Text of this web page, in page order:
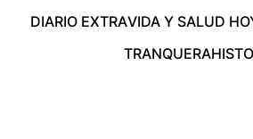
DIARIO EXTRAVIDA Y SALUD
TRANQUERA